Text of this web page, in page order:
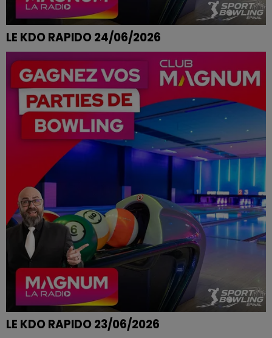
LE KDO RAPIDO 24/06/2026
OCÉANE DE VAGNEY REMPORTE SES PARTIES DE
BOWLING CHEZ SPORT BOWLING A EPINAL
LE KDO RAPIDO 23/06/2026